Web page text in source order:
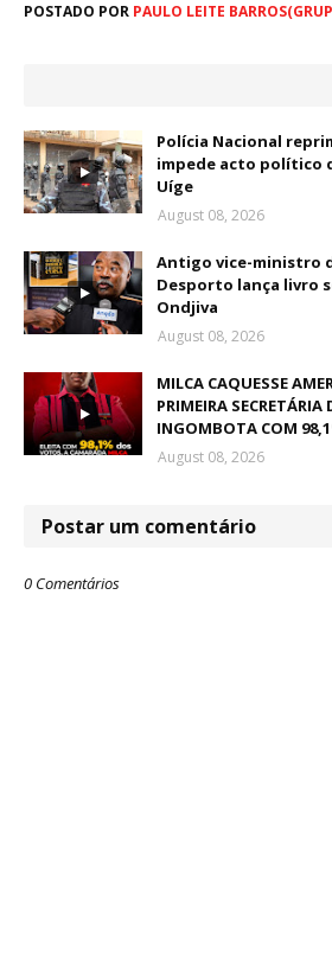
POSTADO POR PAULO LEITE
Polícia Nacional
impede acto político
Uíge
August 08, 2026
Antigo vice-ministro
Desporto lança livro
Ondjiva
August 08, 2026
MILCA CAQUESSE
PRIMEIRA
INGOMBOTA COM
August 08, 2026
Postar um comentário
0 Comentários